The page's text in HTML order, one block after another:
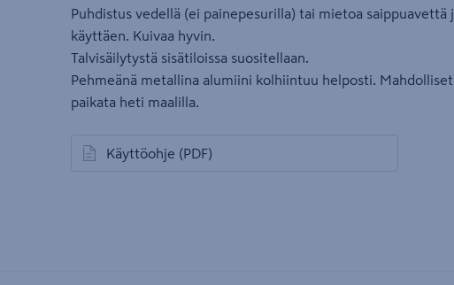
Puhdistus vedellä (ei painepesurilla) tai mietoa saippuavettä
käyttäen. Kuivaa hyvin.
Talvisäilytystä sisätiloissa suositellaan.
Pehmeänä metallina alumiini kolhiintuu helposti.
paikata heti maalilla.
Käyttöohje (PDF)
avautuu uuteen välilehteen